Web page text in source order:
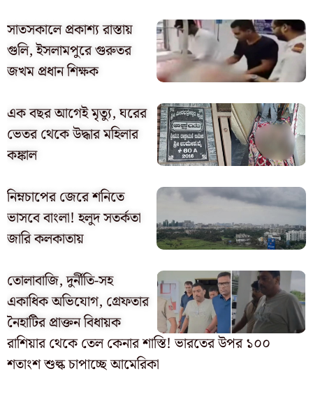
সাতসকালে প্রকাশ্য রাস্তায়
গুলি, ইসলামপুরে গুরুতর
জখম প্রধান শিক্ষক
এক বছর আগেই মৃত্যু, ঘরের
ভেতর থেকে উদ্ধার মহিলার
কঙ্কাল
নিম্নচাপের জেরে শনিতে
ভাসবে বাংলা! হলুদ সতর্কতা
জারি কলকাতায়
তোলাবাজি, দুর্নীতি-সহ
একাধিক অভিযোগ, গ্রেফতার
নৈহাটির প্রাক্তন বিধায়ক
রাশিয়ার থেকে তেল কেনার শাস্তি! ভারতের উপর ১০০
শতাংশ শুল্ক চাপাচ্ছে আমেরিকা